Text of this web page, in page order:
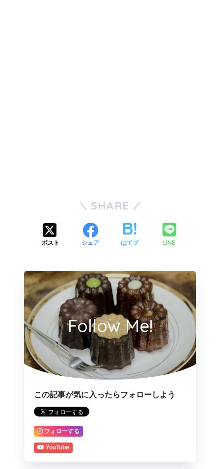
SHARE
ポスト シェア はてブ LINE
Follow Me!
この記事が気に入ったらフォローしよう
フォローする
YouTube